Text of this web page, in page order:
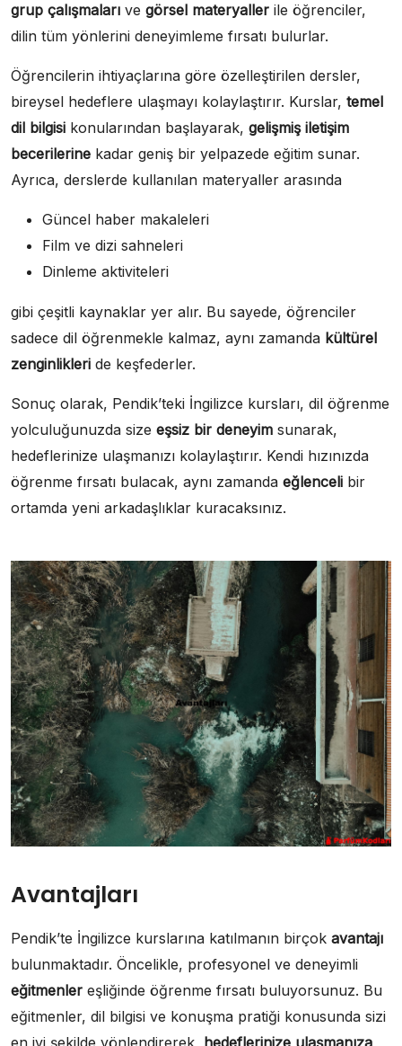
grup çalışmaları ve görsel materyaller ile öğrenciler,
dilin tüm yönlerini deneyimleme fırsatı bulurlar.
Öğrencilerin ihtiyaçlarına göre özelleştirilen dersler,
bireysel hedeflere ulaşmayı kolaylaştırır. Kurslar, temel
dil bilgisi konularından başlayarak, gelişmiş iletişim
becerilerine kadar geniş bir yelpazede eğitim sunar.
Ayrıca, derslerde kullanılan materyaller arasında
Güncel haber makaleleri
Film ve dizi sahneleri
Dinleme aktiviteleri
gibi çeşitli kaynaklar yer alır. Bu sayede, öğrenciler
sadece dil öğrenmekle kalmaz, aynı zamanda kültürel
zenginlikleri de keşfederler.
Sonuç olarak, Pendik’teki İngilizce kursları, dil öğrenme
yolculuğunuzda size eşsiz bir deneyim sunarak,
hedeflerinize ulaşmanızı kolaylaştırır. Kendi hızınızda
öğrenme fırsatı bulacak, aynı zamanda eğlenceli bir
ortamda yeni arkadaşlıklar kuracaksınız.
Avantajları
Pendik’te İngilizce kurslarına katılmanın birçok avantajı
bulunmaktadır. Öncelikle, profesyonel ve deneyimli
eğitmenler eşliğinde öğrenme fırsatı buluyorsunuz. Bu
eğitmenler, dil bilgisi ve konuşma pratiği konusunda sizi